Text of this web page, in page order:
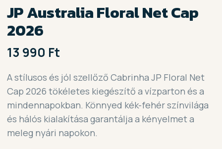
JP Australia Floral Net Cap
2026
13 990 Ft
A stílusos és jól szellőző Cabrinha JP Floral Net
Cap 2026 tökéletes kiegészítő a vízparton és a
mindennapokban. Könnyed kék-fehér színvilága
és hálós kialakítása garantálja a kényelmet a
meleg nyári napokon.